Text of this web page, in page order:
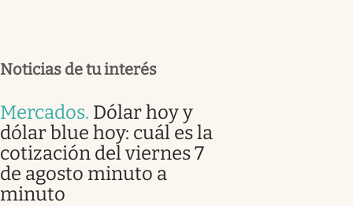
Noticias de tu interés
Mercados. Dólar hoy y
dólar blue hoy: cuál es la
cotización del viernes 7
de agosto minuto a
minuto